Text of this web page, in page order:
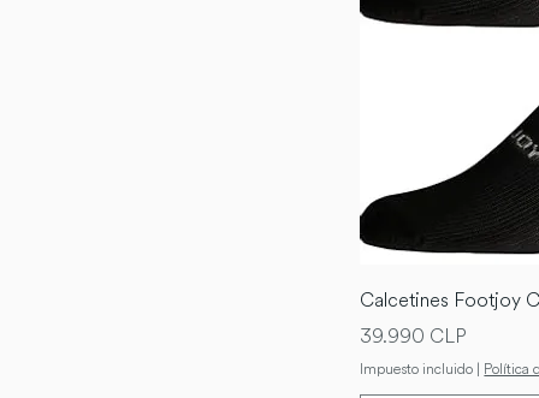
Calcetines Footjoy
Precio
39.990 CLP
Impuesto incluido | Política